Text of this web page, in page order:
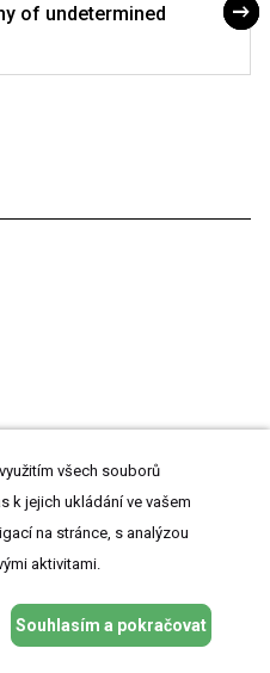
of undetermined
všech souborů
k jejich ukládání ve vašem
na stránce, s analýzou
aktivitami.
Souhlasím a pokračovat